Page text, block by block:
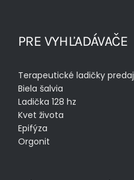
PRE VYHĽADÁVAČE
Terapeutické ladičky predaj
Biela šalvia
Ladička 128 hz
Kvet života
Epifýza
Orgonit